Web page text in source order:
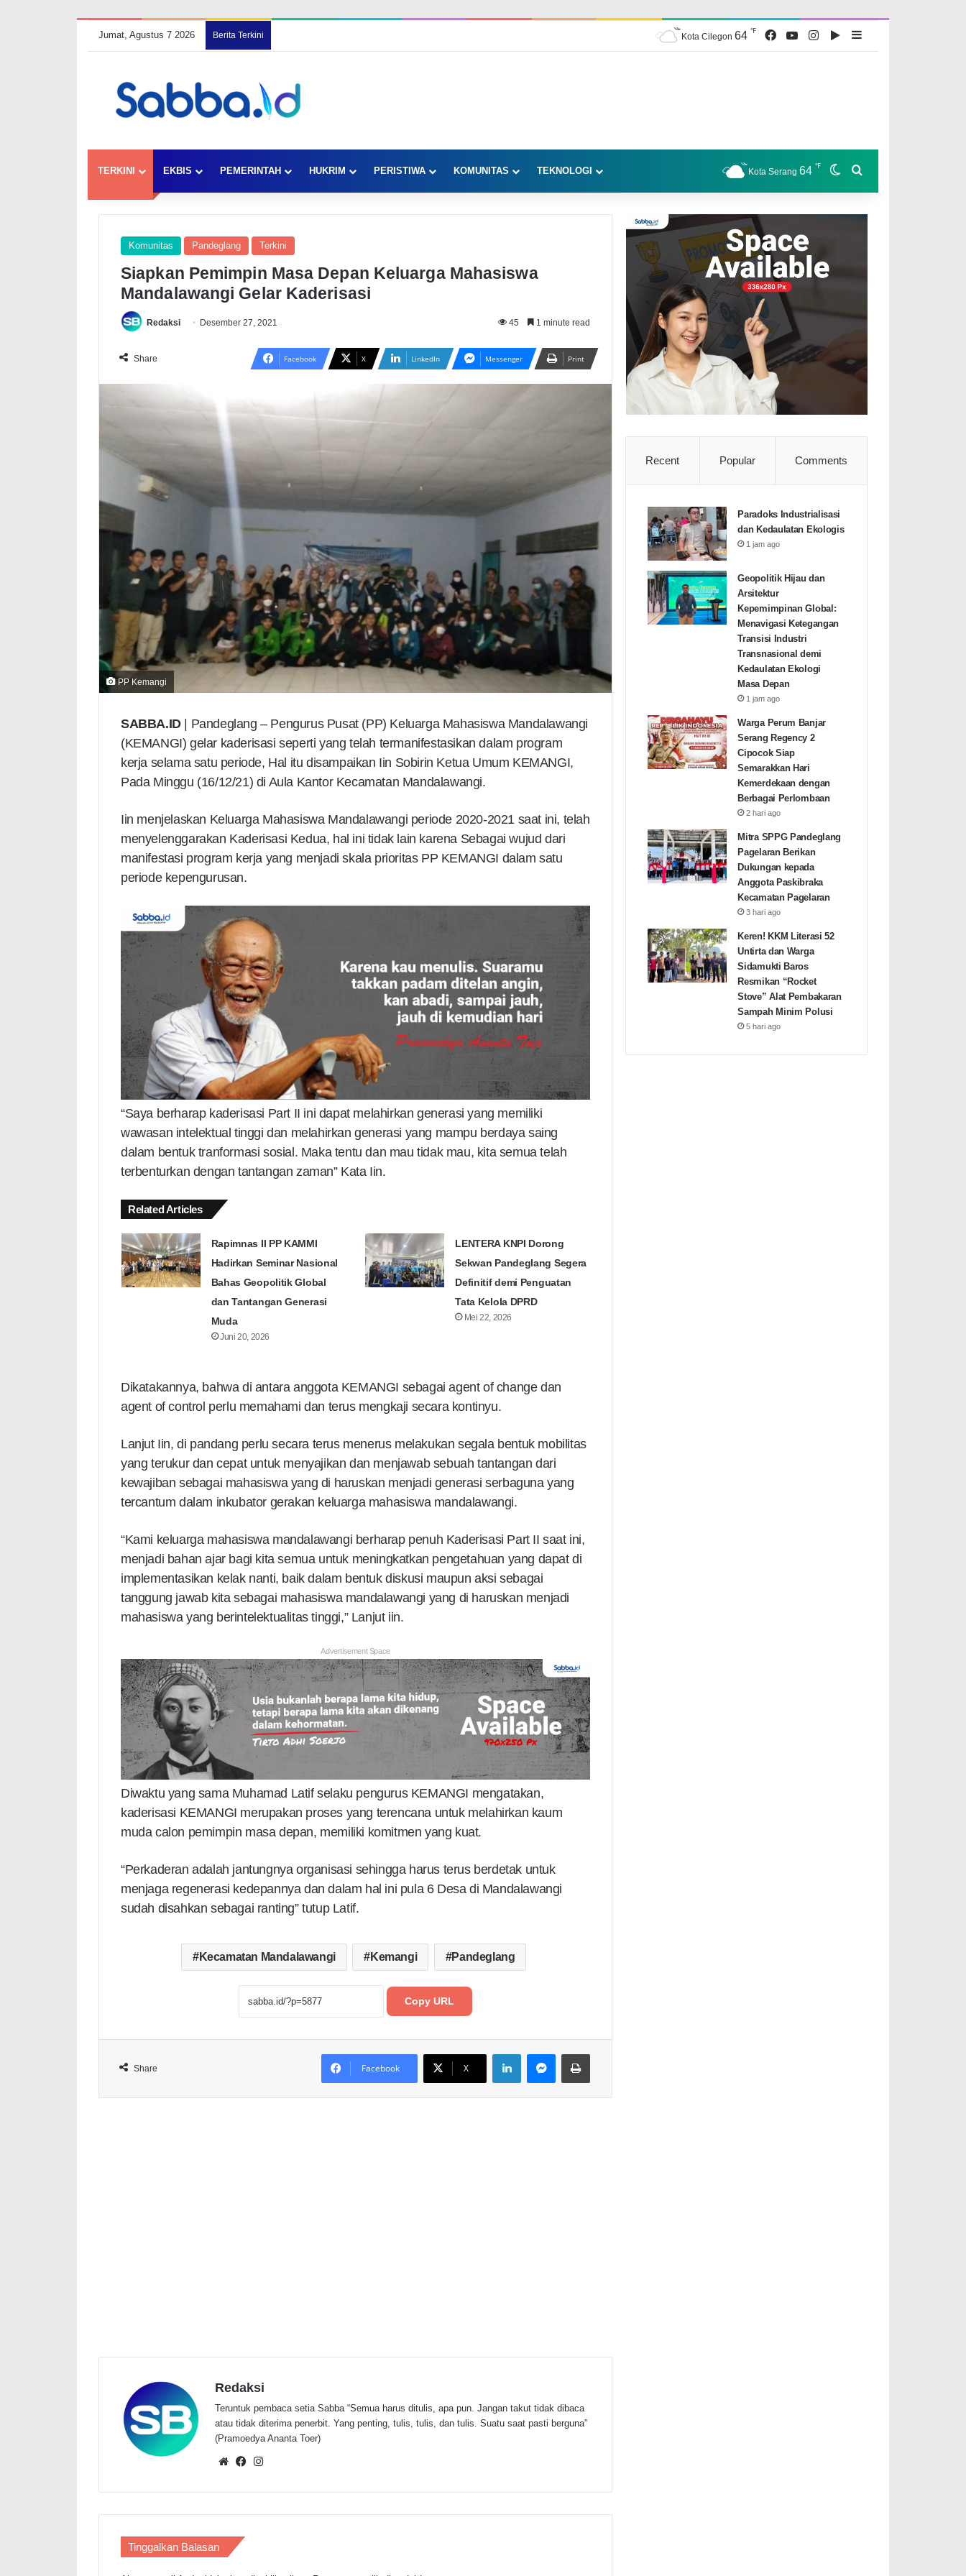
Jumat, Agustus 7 2026 Berita Terkini Kota Cilegon 64 ℉ Facebook
YouTubeInstagramGoogle Play
Sidebar
TERKINI EKBIS PEMERINTAH HUKRIM PERISTIWA KOMUNITAS TEKNOLOGI Kota Serang 64 ℉ Switch skin
Komunitas Pandeglang Terkini
Siapkan Pemimpin Masa Depan Keluarga Mahasiswa
Mandalawangi Gelar Kaderisasi
Redaksi Desember 27, 2021 45 1 minute read
Share Facebook X LinkedIn Messenger Print
PP Kemangi
SABBA.ID| Pandeglang – Pengurus Pusat (PP) Keluarga Mahasiswa Mandalawangi
(KEMANGI) gelar kaderisasi seperti yang telah termanifestasikan dalam program
kerja selama satu periode, Hal itu disampaikan Iin Sobirin Ketua Umum KEMANGI,
Pada Minggu (16/12/21) di Aula Kantor Kecamatan Mandalawangi.
Iin menjelaskan Keluarga Mahasiswa Mandalawangi periode 2020-2021 saat ini, telah
menyelenggarakan Kaderisasi Kedua, hal ini tidak lain karena Sebagai wujud dari
manifestasi program kerja yang menjadi skala prioritas PP KEMANGI dalam satu
periode kepengurusan.
“Saya berharap kaderisasi Part II ini dapat melahirkan generasi yang memiliki
wawasan intelektual tinggi dan melahirkan generasi yang mampu berdaya saing
dalam bentuk tranformasi sosial. Maka tentu dan mau tidak mau, kita semua telah
terbenturkan dengan tantangan zaman” Kata Iin.
Related Articles
Rapimnas II PP KAMMI
Hadirkan Seminar Nasional
Bahas Geopolitik Global
dan Tantangan Generasi
Muda
Juni 20, 2026
LENTERA KNPI Dorong
Sekwan Pandeglang Segera
Definitif demi Penguatan
Tata Kelola DPRD
Mei 22, 2026
Dikatakannya, bahwa di antara anggota KEMANGI sebagai agent of change dan
agent of control perlu memahami dan terus mengkaji secara kontinyu.
Lanjut Iin, di pandang perlu secara terus menerus melakukan segala bentuk mobilitas
yang terukur dan cepat untuk menyajikan dan menjawab sebuah tantangan dari
kewajiban sebagai mahasiswa yang di haruskan menjadi generasi serbaguna yang
tercantum dalam inkubator gerakan keluarga mahasiswa mandalawangi.
“Kami keluarga mahasiswa mandalawangi berharap penuh Kaderisasi Part II saat ini,
menjadi bahan ajar bagi kita semua untuk meningkatkan pengetahuan yang dapat di
implementasikan kelak nanti, baik dalam bentuk diskusi maupun aksi sebagai
tanggung jawab kita sebagai mahasiswa mandalawangi yang di haruskan menjadi
mahasiswa yang berintelektualitas tinggi,” Lanjut iin.
Advertisement Space
Diwaktu yang sama Muhamad Latif selaku pengurus KEMANGI mengatakan,
kaderisasi KEMANGI merupakan proses yang terencana untuk melahirkan kaum
muda calon pemimpin masa depan, memiliki komitmen yang kuat.
“Perkaderan adalah jantungnya organisasi sehingga harus terus berdetak untuk
menjaga regenerasi kedepannya dan dalam hal ini pula 6 Desa di Mandalawangi
sudah disahkan sebagai ranting” tutup Latif.
Kecamatan Mandalawangi Kemangi Pandeglang
Copy URL
Share Facebook X
LinkedInMessengerPrint
Redaksi
Teruntuk pembaca setia Sabba “Semua harus ditulis, apa pun. Jangan takut tidak dibaca
atau tidak diterima penerbit. Yang penting, tulis, tulis, dan tulis. Suatu saat pasti berguna”
(Pramoedya Ananta Toer)
WebsiteFacebook
Tinggalkan Balasan
Recent Popular Comments
Paradoks Industrialisasi
dan Kedaulatan Ekologis
1 jam ago
Geopolitik Hijau dan
Arsitektur
Kepemimpinan Global:
Menavigasi Ketegangan
Transisi Industri
Transnasional demi
Kedaulatan Ekologi
Masa Depan
1 jam ago
Warga Perum Banjar
Serang Regency 2
Cipocok Siap
Semarakkan Hari
Kemerdekaan dengan
Berbagai Perlombaan
2 hari ago
Mitra SPPG Pandeglang
Pagelaran Berikan
Dukungan kepada
Anggota Paskibraka
Kecamatan Pagelaran
3 hari ago
Keren! KKM Literasi 52
Untirta dan Warga
Sidamukti Baros
Resmikan “Rocket
Stove” Alat Pembakaran
Sampah Minim Polusi
5 hari ago